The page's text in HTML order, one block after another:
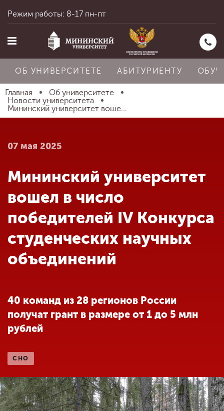
Главная
Абитуриенту
Обучение
Наука
Международная
деятельность
деятельности
Студенческая жизнь
Режим работы: 8-17 пн-пт
ОБ УНИВЕРСИТЕТЕ АБИТУРИЕНТУ
Главная
Об университете
Новости университета
Мининский университет воше...
07 мая 2025
Мининский университет
вошел в число
победителей IV Конкурса
студенческих научных
объединений
40 команд из 28 регионов России
получат грант в размере от 1 до 5 млн
рублей
СНО